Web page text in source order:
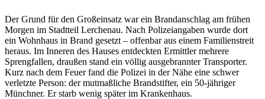
Der Grund für den Großeinsatz war ein Brandanschlag am frühen
Morgen im Stadtteil Lerchenau. Nach Polizeiangaben wurde dort
ein Wohnhaus in Brand gesetzt – offenbar aus einem Familienstreit
heraus. Im Inneren des Hauses entdeckten Ermittler mehrere
Sprengfallen, draußen stand ein völlig ausgebrannter Transporter.
Kurz nach dem Feuer fand die Polizei in der Nähe eine schwer
verletzte Person: der mutmaßliche Brandstifter, ein 50-jähriger
Münchner. Er starb wenig später im Krankenhaus.